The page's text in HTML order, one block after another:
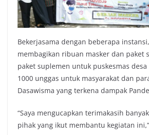
Bekerjasama dengan beberapa instansi,
membagikan ribuan masker dan paket
paket suplemen untuk puskesmas
1000 unggas untuk masyarakat dan
Dasawisma yang terkena dampak
“Saya mengucapkan terimakasih
pihak yang ikut membantu kegiatan